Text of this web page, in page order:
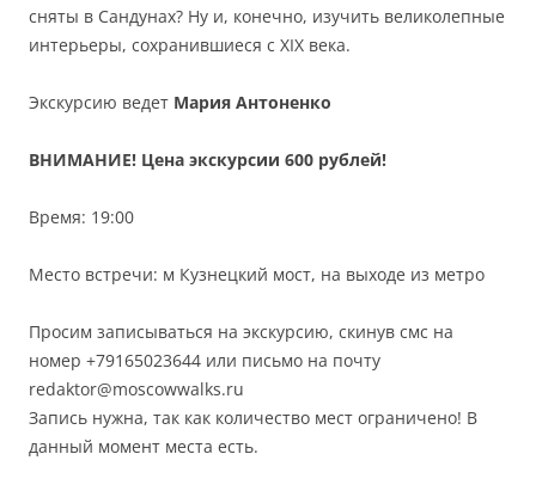
сняты в Сандунах? Ну и, конечно, изучить великолепные
интерьеры, сохранившиеся с XIX века.
Экскурсию ведет Мария Антоненко
ВНИМАНИЕ! Цена экскурсии 600 рублей!
Время: 19:00
Место встречи: м Кузнецкий мост, на выходе из метро
Просим записываться на экскурсию, скинув смс на
номер +79165023644 или письмо на почту
redaktor@moscowwalks.ru
Запись нужна, так как количество мест ограничено! В
данный момент места есть.